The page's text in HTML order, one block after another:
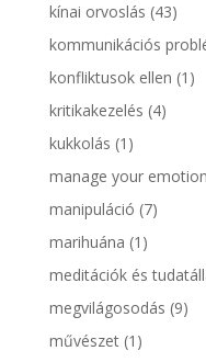
kínai orvoslás (43)
kommunikációs
konfliktusok ellen (1)
kritikakezelés (4)
kukkolás (1)
manage your
manipuláció (7)
marihuána (1)
meditációk és
megvilágosodás (9)
művészet(1)